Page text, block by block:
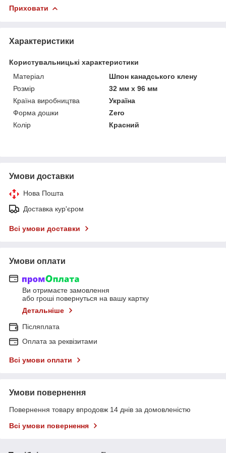
Приховати
Характеристики
Користувальницькі характеристики
Матеріал
Шпон канадського клену
Розмір
32 мм х 96 мм
Країна виробництва
Україна
Форма дошки
Zero
Колір
Красний
Умови доставки
Нова Пошта
Доставка кур'єром
Всі умови доставки
Умови оплати
Ви отримаєте замовлення
або гроші повернуться на вашу картку
Детальніше
Післяплата
Оплата за реквізитами
Всі умови оплати
Умови повернення
Повернення товару впродовж 14 днів за домовленістю
Всі умови повернення